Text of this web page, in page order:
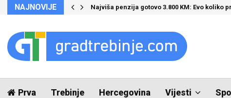
NAJNOVIJE Najviša penzija gotovo 3.800 KM: Evo koliko
Prva Trebinje Hercegovina Vijesti